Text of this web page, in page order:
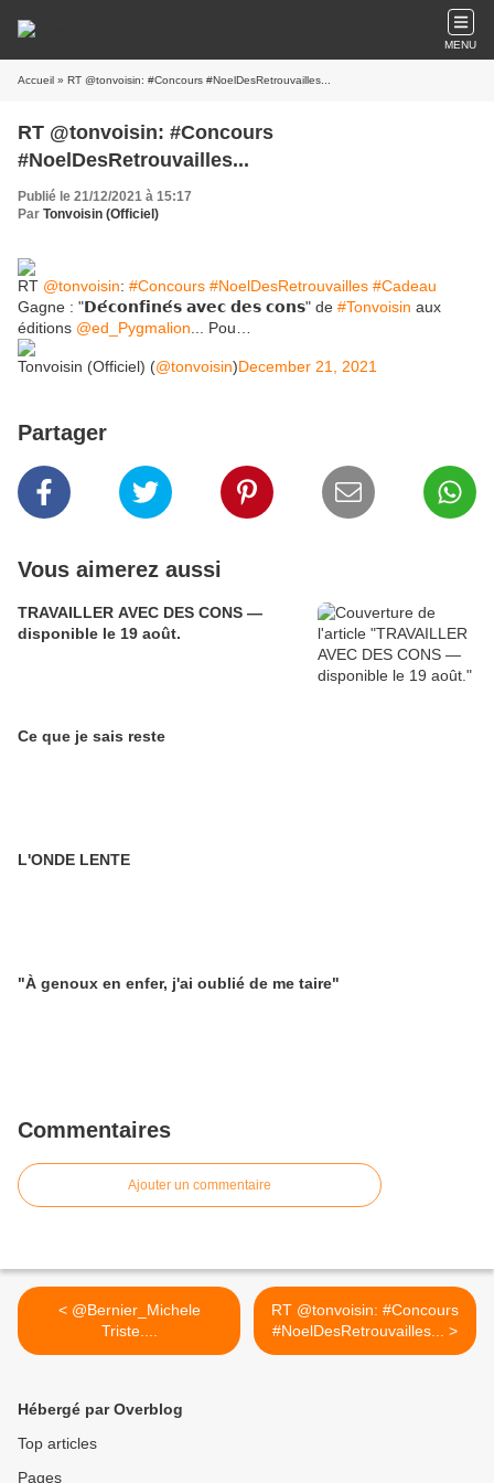
MENU
Accueil » RT @tonvoisin: #Concours #NoelDesRetrouvailles...
RT @tonvoisin: #Concours
#NoelDesRetrouvailles...
Publié le 21/12/2021 à 15:17
Par Tonvoisin (Officiel)
RT @tonvoisin: #Concours #NoelDesRetrouvailles #Cadeau
Gagne : "𝗗𝗲́𝗰𝗼𝗻𝗳𝗶𝗻𝗲́𝘀 𝗮𝘃𝗲𝗰 𝗱𝗲𝘀 𝗰𝗼𝗻𝘀" de #Tonvoisin aux
éditions @ed_Pygmalion ... Pou…
Tonvoisin (Officiel) (@tonvoisin)December 21, 2021
Partager
Vous aimerez aussi
TRAVAILLER AVEC DES CONS —
disponible le 19 août.
Ce que je sais reste
L'ONDE LENTE
"À genoux en enfer, j'ai oublié de me taire"
Commentaires
Ajouter un commentaire
< @Bernier_Michele
Triste....
RT @tonvoisin: #Concours
#NoelDesRetrouvailles... >
Hébergé par Overblog
Top articles
Pages